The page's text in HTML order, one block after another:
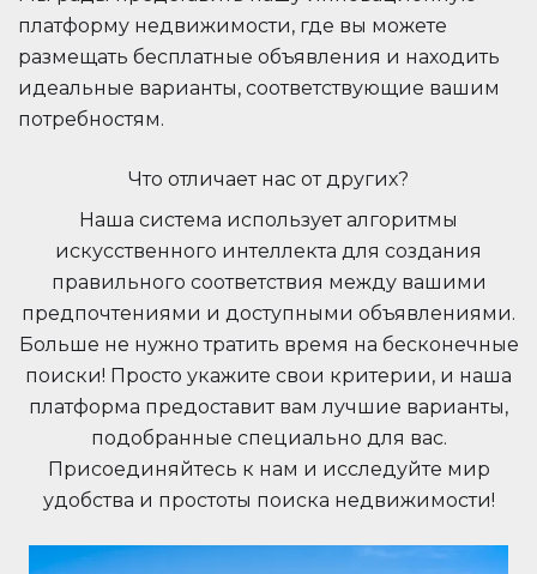
платформу недвижимости, где вы можете
размещать бесплатные объявления и находить
идеальные варианты, соответствующие вашим
потребностям.
Что отличает нас от других?
Наша система использует алгоритмы
искусственного интеллекта для создания
правильного соответствия между вашими
предпочтениями и доступными объявлениями.
Больше не нужно тратить время на бесконечные
поиски! Просто укажите свои критерии, и наша
платформа предоставит вам лучшие варианты,
подобранные специально для вас.
Присоединяйтесь к нам и исследуйте мир
удобства и простоты поиска недвижимости!